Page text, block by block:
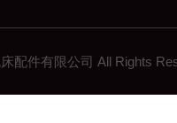
配件有限公司 All Rights